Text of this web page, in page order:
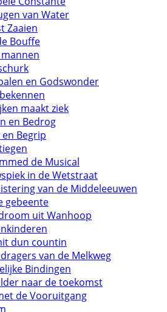
van Water
Zaaien
Bouffe
en Godswonder
maakt ziek
en Bedrog
en Begrip
de Musical
in de Wetstraat
van de Middeleeuwen
gebeente
uit Wanhoop
dun countin
van de Melkweg
Bindingen
naar de toekomst
de Vooruitgang